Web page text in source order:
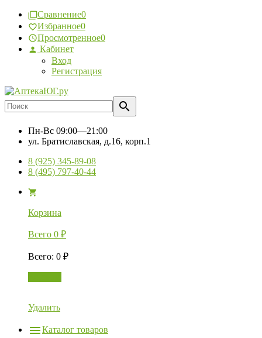
Сравнение0
Избранное0
Просмотренное0
Кабинет
Вход
Регистрация
Пн-Вс 09:00—21:00
ул. Братиславская, д.16, корп.1
8 (925) 345-89-08
8 (495) 797-40-44
Корзина
Всего 0 ₽
Всего: 0 ₽
Удалить
Каталог товаров